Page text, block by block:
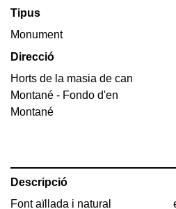
Tipus
Monument
Direcció
Horts de la masia de can
Montané - Fondo d'en
Montané
Descripció
Font aïllada i natural
encastat per on brolla